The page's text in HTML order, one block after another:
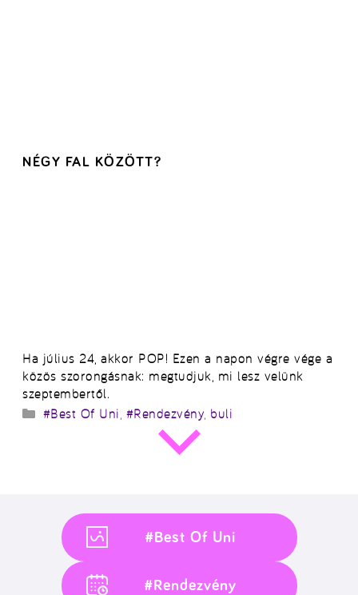
NÉGY FAL KÖZÖTT?
Ha július 24, akkor POP! Ezen a napon végre vége a
közös szorongásnak: megtudjuk, mi lesz velünk
szeptembertől.
Kategória
#Best Of Uni #Rendezvény buli
#Best Of Uni
#Rendezvény